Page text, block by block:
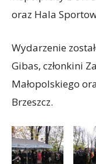
oraz Hala
Wydarzenie
Gibas, członkini
Małopolskiego
Brzeszcz.